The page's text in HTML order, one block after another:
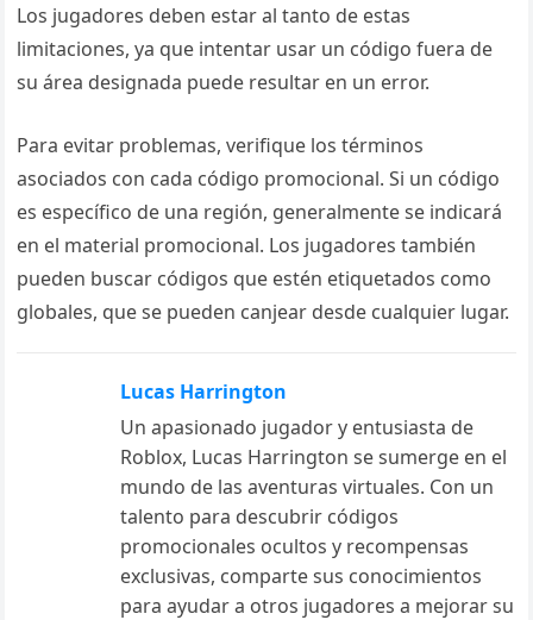
Los jugadores deben estar al tanto de estas
limitaciones, ya que intentar usar un código fuera de
su área designada puede resultar en un error.
Para evitar problemas, verifique los términos
asociados con cada código promocional. Si un código
es específico de una región, generalmente se indicará
en el material promocional. Los jugadores también
pueden buscar códigos que estén etiquetados como
globales, que se pueden canjear desde cualquier lugar.
Lucas Harrington
Un apasionado jugador y entusiasta de
Roblox, Lucas Harrington se sumerge en el
mundo de las aventuras virtuales. Con un
talento para descubrir códigos
promocionales ocultos y recompensas
exclusivas, comparte sus conocimientos
para ayudar a otros jugadores a mejorar su